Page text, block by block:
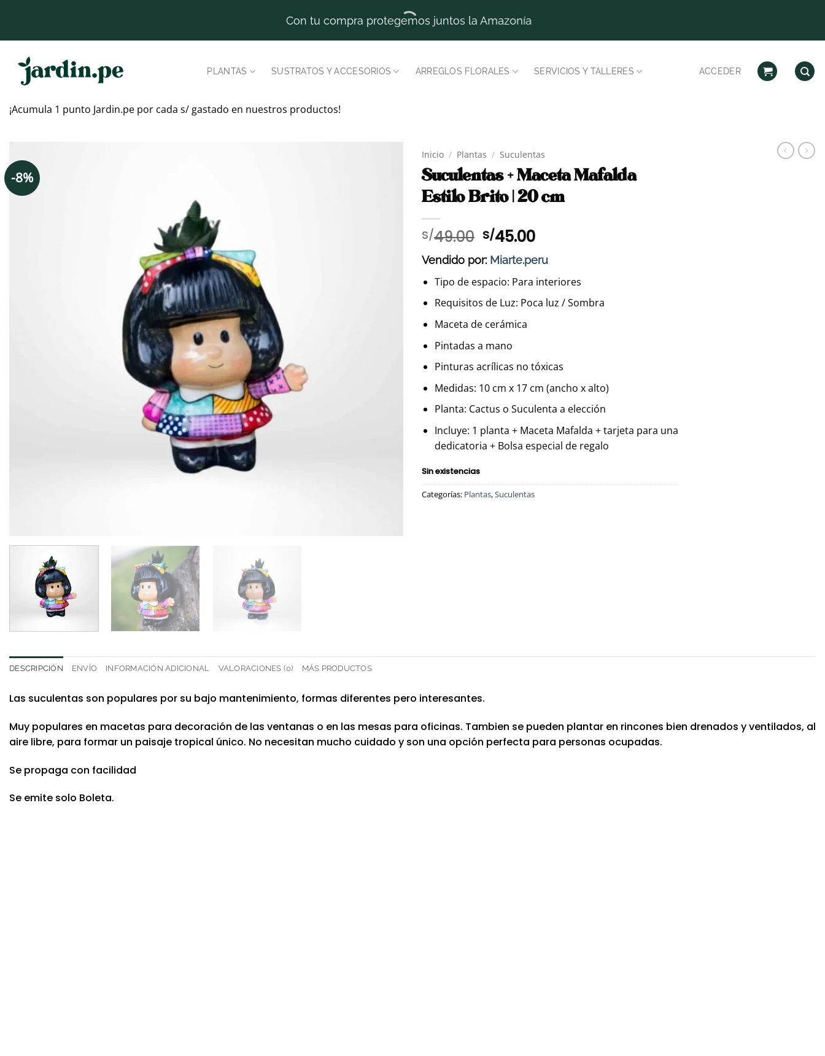
contenido
Con tu compra protegemos juntos la Amazonía
PLANTAS SUSTRATOS Y ACCESORIOS ARREGLOS FLORALES SERVICIOS Y TALLERES ACCEDER
¡Acumula 1 punto Jardin.pe por cada s/ gastado en nuestros productos!
-8%
Inicio / Plantas / Suculentas
Suculentas + Maceta Mafalda
Estilo Brito | 20 cm
S/49.00 El
precio
original
era:
S/49.00.
S/45.00El
actual
es:
S/45.00.
Vendido por: Miarte.peru
Tipo de espacio: Para interiores
Requisitos de Luz: Poca luz / Sombra
Maceta de cerámica
Pintadas a mano
Pinturas acrílicas no tóxicas
Medidas: 10 cm x 17 cm (ancho x alto)
Planta: Cactus o Suculenta a elección
Incluye: 1 planta + Maceta Mafalda + tarjeta para una
dedicatoria + Bolsa especial de regalo
Sin existencias
Categorías: Plantas,Suculentas
DESCRIPCIÓN ENVÍO INFORMACIÓN ADICIONAL VALORACIONES (0) MÁS PRODUCTOS
Las suculentas son populares por su bajo mantenimiento, formas diferentes pero interesantes.
Muy populares en macetas para decoración de las ventanas o en las mesas para oficinas. Tambien se pueden plantar en rincones bien drenados y ventilados, al
aire libre, para formar un paisaje tropical único. No necesitan mucho cuidado y son una opción perfecta para personas ocupadas.
Se propaga con facilidad
Se emite solo Boleta.